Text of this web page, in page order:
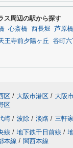
ス周辺の駅から探す
心斎橋 西長堀 芦原橋
王寺前夕陽ヶ丘 谷町六
区 / 大阪市港区 / 大阪
区
崎 / 波除 / 淡路 / 三軒
線 / 地下鉄千日前線 /
本線 / 関西本線